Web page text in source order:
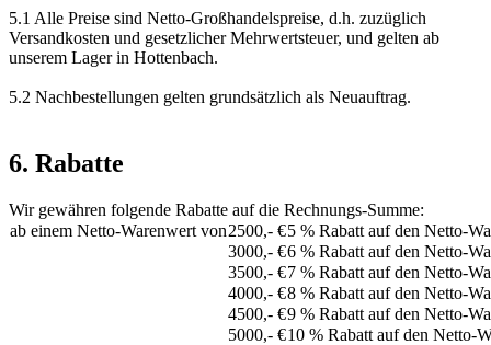
5.1 Alle Preise sind Netto-Großhandelspreise, d.h. zuzüglich
Versandkosten und gesetzlicher Mehrwertsteuer, und gelten ab
unserem Lager in Hottenbach.
5.2 Nachbestellungen gelten grundsätzlich als Neuauftrag.
6. Rabatte
Wir gewähren folgende Rabatte auf die Rechnungs-Summe:
ab einem Netto-Warenwert von2500,- €5 % Rabatt auf den Netto-
3000,- €6 % Rabatt auf den Netto-
3500,- €7 % Rabatt auf den Netto-
4000,- €8 % Rabatt auf den Netto-
4500,- €9 % Rabatt auf den Netto-
5000,- €10 % Rabatt auf den Netto-